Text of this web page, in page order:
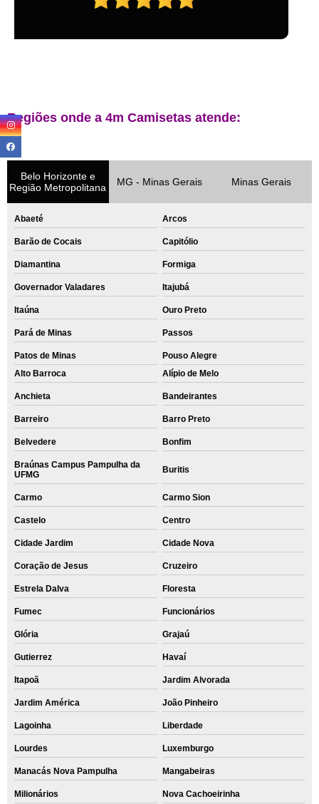
Regiões onde a 4m Camisetas atende:
Belo Horizonte e
Região Metropolitana
MG - Minas Gerais Minas Gerais
Abaeté Arcos
Barão de Cocais Capitólio
Diamantina Formiga
Governador Valadares Itajubá
Itaúna Ouro Preto
Pará de Minas Passos
Patos de Minas
Pouso Alegre
Alto Barroca
Alípio de Melo
Anchieta Bandeirantes
Barreiro Barro Preto
Belvedere Bonfim
Braúnas Campus Pampulha da
UFMG
Buritis
Carmo Carmo Sion
Castelo Centro
Cidade Jardim Cidade Nova
Coração de Jesus Cruzeiro
Estrela Dalva Floresta
Fumec Funcionários
Glória Grajaú
Gutierrez Havaí
Itapoã Jardim Alvorada
Jardim América João Pinheiro
Lagoinha Liberdade
Lourdes Luxemburgo
Manacás Nova Pampulha Mangabeiras
Milionários Nova Cachoeirinha